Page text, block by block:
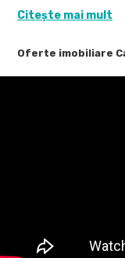
Oferte imobiliare
Utilitati: linii electrice
este in faza de
Citește mai mult